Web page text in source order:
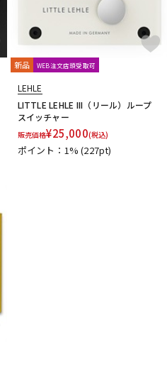
その他楽器
DTM
新品 WEB注文店頭受取可
LEHLE
LITTLE LEHLE III（リール）ループ
スイッチャー
販売価格¥25,000(税込)
ポイント：1%(227pt)